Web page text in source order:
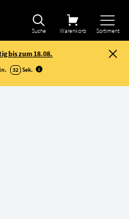
Suche Warenkorb Sortiment
bis zum 18.08.
31 Sek.